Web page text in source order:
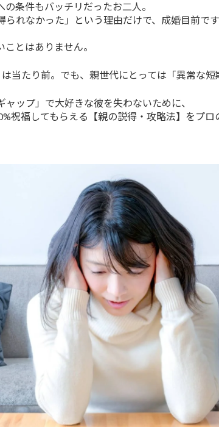
条件もバッチリだったお二人。
られなかった」という理由だけで、成婚目前で
とはありません。
当たり前。でも、親世代にとっては「異常な短
ップ」で大好きな彼を失わないために、
祝福してもらえる【親の説得・攻略法】をプロ